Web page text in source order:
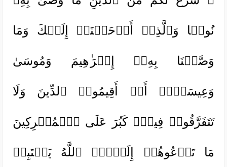
نُوحࣰا وَٱلَّذِیۤ أَوۡحَیۡنَاۤ إِلَیۡكَ وَمَا
وَصَّیۡنَا بِهِۦۤ إِبۡرَ ٰ⁠هِیمَ وَمُوسَىٰ
وَعِیسَىٰۤۖ أَنۡ أَقِیمُوا۟ ٱلدِّینَ وَلَا
تَتَفَرَّقُوا۟ فِیهِۚ كَبُرَ عَلَى ٱلۡمُشۡرِكِینَ
مَا تَدۡعُوهُمۡ إِلَیۡهِۚ ٱللَّهُ یَجۡتَبِیۤ